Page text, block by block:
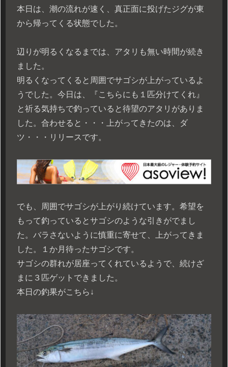
本日は、潮の流れが速く、真正面に投げたジグが東
から帰ってくる状態でした。
辺りが明るくなるまでは、アタリも無い時間が続き
ました。
明るくなってくると周囲でサゴシが上がっているよ
うでした。今日は、『こちらにも１匹分けてくれ』
と祈る気持ちで釣っていると待望のアタリがありま
した。合わせると・・・上がってきたのは、ダ
ツ・・・リリースです。
でも、周囲でサゴシが上がり続けています。希望を
もって釣っているとサゴシのような引きがでまし
た。バラさないように慎重に寄せて、上がってきま
した。１か月待ったサゴシです。
サゴシの群れが居座ってくれているようで、続けざ
まに３匹ゲットできました。
本日の釣果がこちら↓